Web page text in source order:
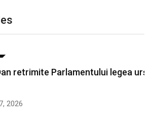
Parlamentului legea urșilor și